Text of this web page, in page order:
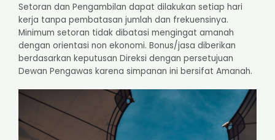
Setoran dan Pengambilan dapat dilakukan setiap hari
kerja tanpa pembatasan jumlah dan frekuensinya.
Minimum setoran tidak dibatasi mengingat amanah
dengan orientasi non ekonomi. Bonus/jasa diberikan
berdasarkan keputusan Direksi dengan persetujuan
Dewan Pengawas karena simpanan ini bersifat Amanah.